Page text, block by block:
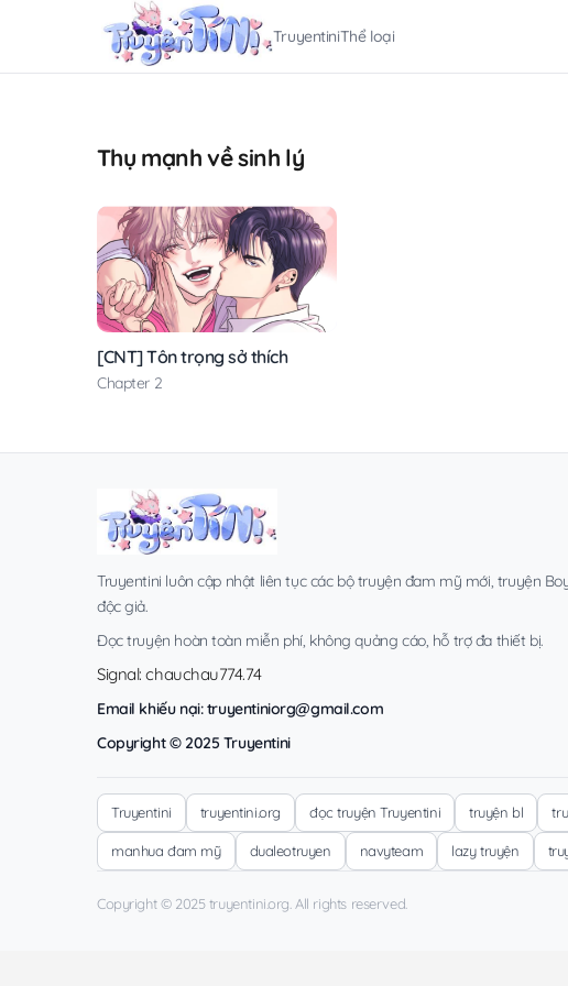
TruyentiniThể loại
Thụ mạnh về sinh lý
[CNT] Tôn trọng sở thích
Chapter 2
Truyentini luôn cập nhật liên tục các bộ truyện đam mỹ mới, truyện
độc giả.
Đọc truyện hoàn toàn miễn phí, không quảng cáo, hỗ trợ đa thiết bị.
Signal: chauchau774.74
Email khiếu nại:truyentiniorg@gmail.com
Copyright © 2025 Truyentini
Truyentini truyentini.org đọc truyện Truyentini truyện bl
manhua đam mỹ dualeotruyen navyteam lazy truyện
Copyright © 2025 truyentini.org. All rights reserved.